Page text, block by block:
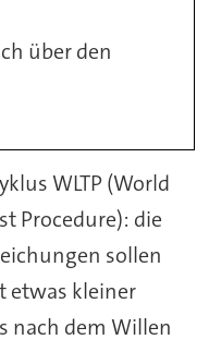
über den
WLTP (World
Procedure): die
sollen
etwas kleiner
nach dem Willen